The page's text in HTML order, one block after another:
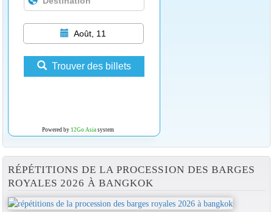
Août, 11
Trouver des billets
Powered by 12Go Asiasystem
RÉPÉTITIONS DE LA PROCESSION DES BARGES
ROYALES 2026 À BANGKOK